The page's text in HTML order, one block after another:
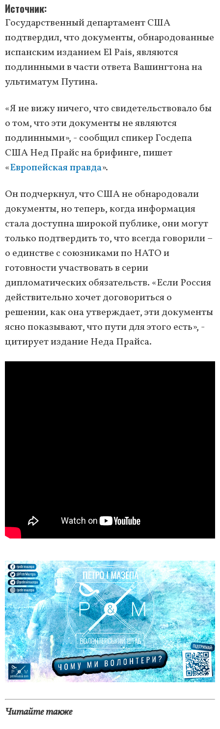
Источник
Государственный департамент США
подтвердил, что документы, обнародованные
испанским изданием El Pais, являются
подлинными в части ответа Вашингтона на
ультиматум Путина.
«Я не вижу ничего, что свидетельствовало бы
о том, что эти документы не являются
подлинными», - сообщил спикер Госдепа
США Нед Прайс на брифинге, пишет
«Европейская правда».
Он подчеркнул, что США не обнародовали
документы, но теперь, когда информация
стала доступна широкой публике, они могут
только подтвердить то, что всегда говорили –
о единстве с союзниками по НАТО и
готовности участвовать в серии
дипломатических обязательств. «Если Россия
действительно хочет договориться о
решении, как она утверждает, эти документы
ясно показывают, что пути для этого есть», -
цитирует издание Неда Прайса.
Читайте также